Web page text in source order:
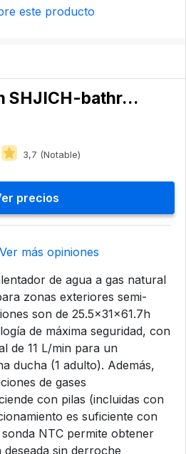
este producto
Ariston ‎SHJICH-bathroom
3,7 (Notable)
precios
Ver más opiniones
de agua a gas natural
zonas exteriores semi-
son de 25.5x31x61.7h
de máxima seguridad, con
de 11 L/min para un
ducha (1 adulto). Además,
de gases
con pilas (incluidas con
es suficiente con
NTC permite obtener
sin derroche